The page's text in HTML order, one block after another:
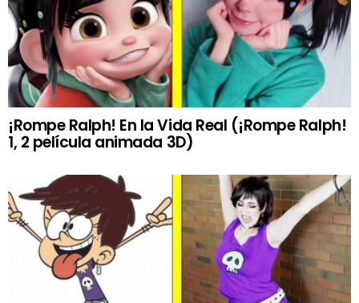
¡Rompe Ralph! En la Vida Real (¡Rompe Ralph!
1, 2 película animada 3D)